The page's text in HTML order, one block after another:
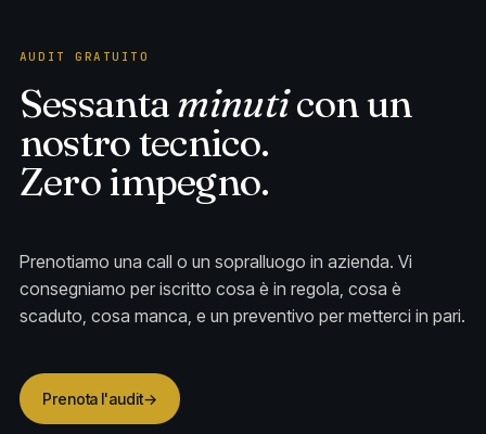
AUDIT GRATUITO
Sessantaminuticon un
nostro tecnico.
Zero impegno.
Prenotiamo una call o un sopralluogo in azienda. Vi
consegniamo per iscritto cosa è in regola, cosa è
scaduto, cosa manca, e un preventivo per metterci in pari.
Prenota l'audit→